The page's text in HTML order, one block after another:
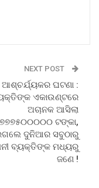
NEXT POST
ଆଶ୍ଚର୍ଯ୍ୟକର ଘଟଣା :
ଏକାଉଣ୍ଟରେ
ଅଚାନକ ଆସିଲା
ଟଙ୍କା,
ଦୁନିଆର ସବୁଠାରୁ
ବ୍ୟକ୍ତିଙ୍କ ମଧ୍ୟରୁ
ଜଣେ !